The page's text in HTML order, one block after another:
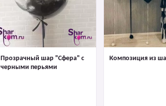
Прозрачный шар "Сфера" с
черными перьями
Композиция из